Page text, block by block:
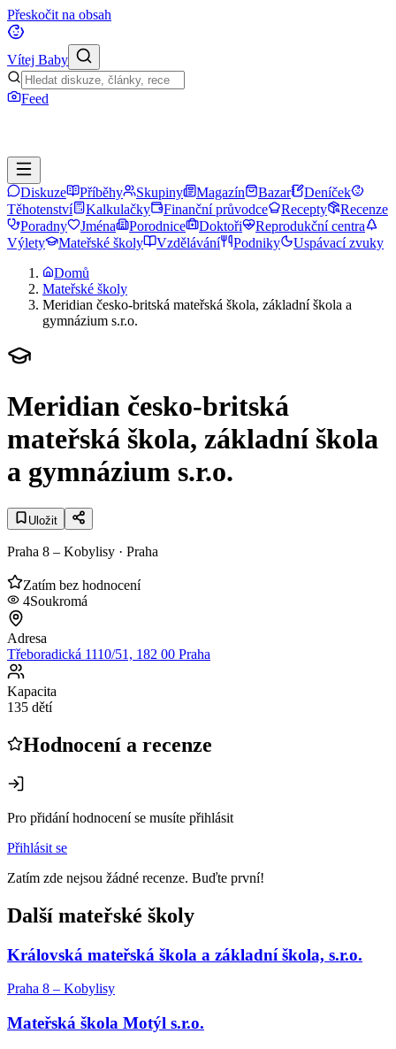
Přeskočit na obsah
Vítej Baby
Feed
Diskuze Příběhy Skupiny Magazín Bazar
Deníček
Těhotenství
Kalkulačky Finanční průvodce Recepty
Recenze
Poradny
Jména Porodnice Doktoři
Reprodukční centra
Výlety
Mateřské školy Vzdělávání Podniky
Uspávací zvuky
Domů
Mateřské školy
Meridian česko-britská mateřská škola, základní škola a
gymnázium s.r.o.
Meridian česko-britská
mateřská škola, základní škola
a gymnázium s.r.o.
Uložit
Praha 8 – Kobylisy · Praha
Zatím bez hodnocení
4Soukromá
Adresa
Třeboradická 1110/51, 182 00 Praha
Kapacita
135 dětí
Hodnocení a recenze
Pro přidání hodnocení se musíte přihlásit
Přihlásit se
Zatím zde nejsou žádné recenze. Buďte první!
Další mateřské školy
Královská mateřská škola a základní škola, s.r.o.
Praha 8 – Kobylisy
Mateřská škola Motýl s.r.o.